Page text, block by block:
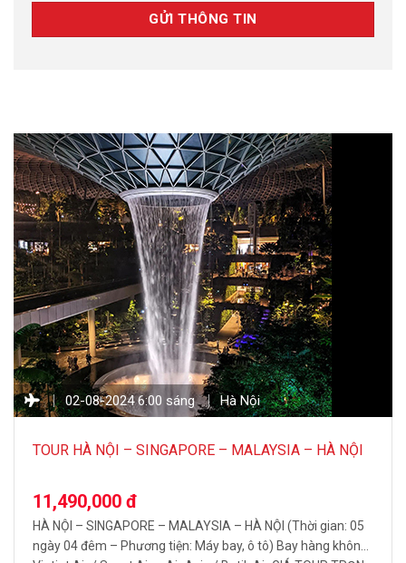
02-08-2024 6:00 sáng Hà Nội
TOUR HÀ NỘI – SINGAPORE – MALAYSIA – HÀ NỘI
11,490,000 đ
HÀ NỘI – SINGAPORE – MALAYSIA – HÀ NỘI (Thời gian: 05
ngày 04 đêm – Phương tiện: Máy bay, ô tô) Bay hàng không